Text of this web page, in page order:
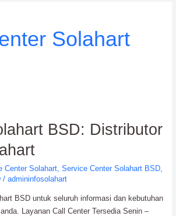
Solahart
BSD: Distributor
Center Solahart, Service Center Solahart BSD,
/ admininfosolahart
BSD untuk seluruh informasi dan kebutuhan
Layanan Call Center Tersedia Senin –